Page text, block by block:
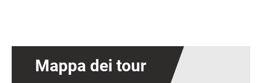
Mappa dei tour